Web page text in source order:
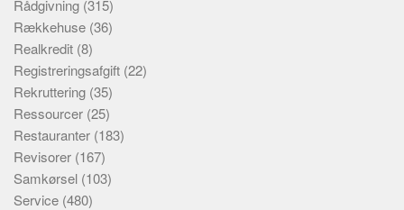
Rådgivning (315)
Rækkehuse (36)
Realkredit (8)
Registreringsafgift (22)
Rekruttering (35)
Ressourcer (25)
Restauranter (183)
Revisorer (167)
Samkørsel (103)
Service (480)